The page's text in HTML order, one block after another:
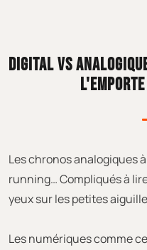
DIGITAL VS
Les chronos analogiques
running… Compliqués à
yeux sur les petites
Les numériques comme